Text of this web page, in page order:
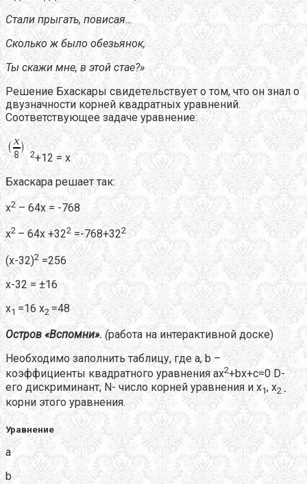
Стали прыгать, повисая…
Сколько ж было обезьянок,
Ты скажи мне, в этой стае?»
Решение Бхаскары свидетельствует о том, что он знал о
двузначности корней квадратных уравнений.
Соответствующее задаче уравнение:
2+12 = х
Бхаскара решает так:
х2 – 64х = -768
х2 – 64х +322 =-768+322
(х-32)2 =256
х-32 = ±16
х1 =16 х2 =48
Остров «Вспомни». (работа на интерактивной доске)
Необходимо заполнить таблицу, где а, b –
коэффициенты квадратного уравнения ax2+bx+c=0 D-
его дискриминант, N- число корней уравнения и х1, х2 -
корни этого уравнения.
Уравнение
а
b